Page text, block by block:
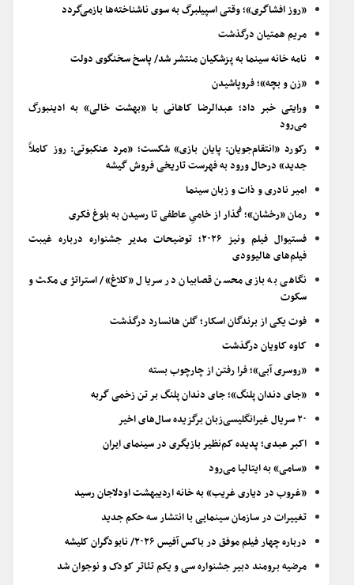
«روز افشاگری»؛ وقتی اسپیلبرگ به سوی ناشناخته‌ها بازمی‌گردد
مریم همتیان درگذشت
نامه خانه سینما به پزشکیان منتشر شد/ پاسخ سخنگوی دولت
«زن و بچه»؛ فروپاشیدن
ورایتی خبر داد؛ عبدالرضا کاهانی با «بهشت خالی» به ادینبورگ
می‌رود
رکورد «انتقام‌جویان: پایان بازی» شکست؛ «مرد عنکبوتی: روز کاملاً
جدید» درحال ورود به فهرست تاریخی فروش گیشه
امیر نادری و ذات و زبان سینما
رمان «رخشان»؛ گُذار از خامیِ عاطفی تا رسیدن به بلوغ فکری
فستیوال فیلم ونیز ۲۰۲۶؛ توضیحات مدیر جشنواره درباره غیبت
فیلم‌های هالیوودی
نگاهی به بازی محسن قصابیان در سریال «کلاغ»/ استراتژی مکث و
سکوت
فوت یکی از برندگان اسکار؛ گلن هانسارد درگذشت
کاوه کاویان درگذشت
«روسری آبی»؛ فرا رفتن از چارچوب بسته
«جای دندان پلنگ»؛ جای دندان پلنگ بر تن زخمی گربه
۲۰ سریال غیرانگلیسی‌زبان برگزیده سال‌های اخیر
اکبر عبدی؛ پدیده کم‌نظیر بازیگری در سینمای ایران
«سامی» به ایتالیا می‌رود
«غروب در دیاری غریب» به خانه اردیبهشت اودلاجان رسید
تغییرات در سازمان سینمایی با انتشار سه حکم جدید
درباره چهار فیلم موفق در باکس آفیس ۲۰۲۶/ نابودگران کلیشه
مرضیه برومند دبیر جشنواره سی و یکم تئاتر کودک و نوجوان شد